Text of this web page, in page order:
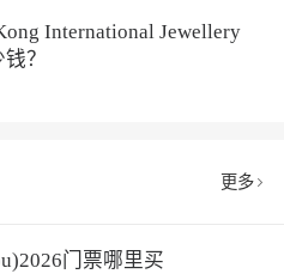
International Jewellery
？
更多
门票哪里买